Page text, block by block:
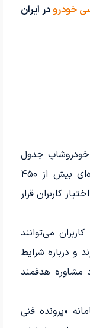
خودرودر ایران
خودروشاپ جدول
کامل هزینه تعویض و سرویس دوره‌ای بیش از ۴۵۰
را براساس سال ۱۴۰۴ در اختیار کاربران قرار
کاربران می‌توانند
و درباره شرایط
مشاوره هدفمند
«پرونده فنی